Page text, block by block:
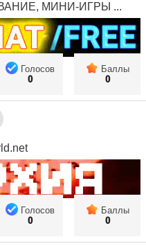
МИНИ-ИГРЫ ...
Голосов
0
Баллы
0
Голосов
0
Баллы
0